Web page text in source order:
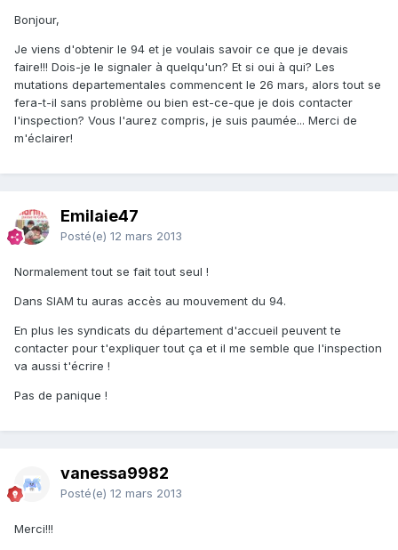
Bonjour,
Je viens d'obtenir le 94 et je voulais savoir ce que je devais
faire!!! Dois-je le signaler à quelqu'un? Et si oui à qui? Les
mutations departementales commencent le 26 mars, alors tout se
fera-t-il sans problème ou bien est-ce-que je dois contacter
l'inspection? Vous l'aurez compris, je suis paumée... Merci de
m'éclairer!
Emilaie47
Posté(e) 12 mars 2013
Normalement tout se fait tout seul !
Dans SIAM tu auras accès au mouvement du 94.
En plus les syndicats du département d'accueil peuvent te
contacter pour t'expliquer tout ça et il me semble que l'inspection
va aussi t'écrire !
Pas de panique !
vanessa9982
Posté(e) 12 mars 2013
Merci!!!